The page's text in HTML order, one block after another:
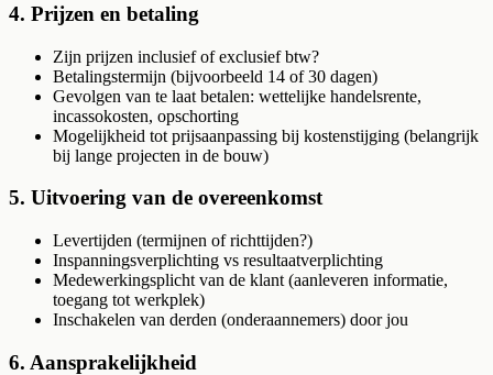
4. Prijzen en betaling
Zijn prijzen inclusief of exclusief btw?
Betalingstermijn (bijvoorbeeld 14 of 30 dagen)
Gevolgen van te laat betalen: wettelijke handelsrente,
incassokosten, opschorting
Mogelijkheid tot prijsaanpassing bij kostenstijging (belangrijk
bij lange projecten in de bouw)
5. Uitvoering van de overeenkomst
Levertijden (termijnen of richttijden?)
Inspanningsverplichting vs resultaatverplichting
Medewerkingsplicht van de klant (aanleveren informatie,
toegang tot werkplek)
Inschakelen van derden (onderaannemers) door jou
6. Aansprakelijkheid